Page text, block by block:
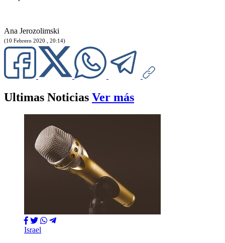
Ana Jerozolimski
(10 Febrero 2020 , 20:14)
Ultimas Noticias Ver más
Israel